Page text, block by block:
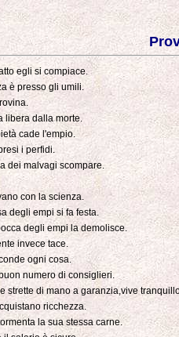
egli si compiace.
è presso gli umili.
libera dalla morte.
cade l'empio.
i perfidi.
dei malvagi scompare.
con la scienza.
degli empi si fa festa.
degli empi la demolisce.
invece tace.
ogni cosa.
numero di consiglieri.
strette di mano a garanzia,vive
ricchezza.
la sua stessa carne.